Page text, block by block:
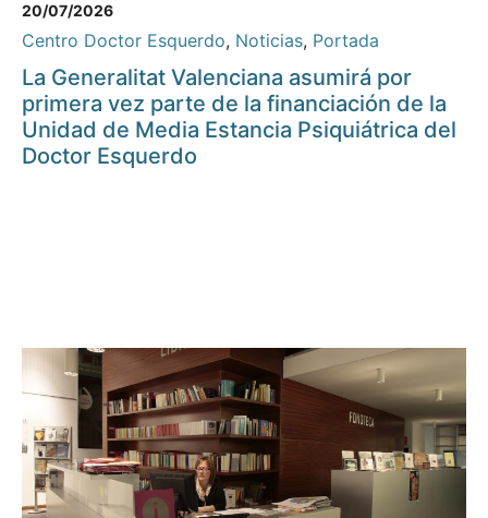
20/07/2026
Centro Doctor Esquerdo, Noticias, Portada
La Generalitat Valenciana asumirá por
primera vez parte de la financiación de la
Unidad de Media Estancia Psiquiátrica del
Doctor Esquerdo